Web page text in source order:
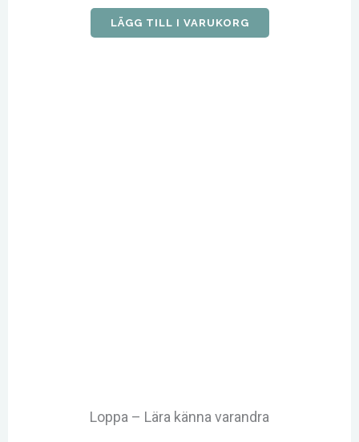
LÄGG TILL I VARUKORG
Loppa – Lära känna varandra